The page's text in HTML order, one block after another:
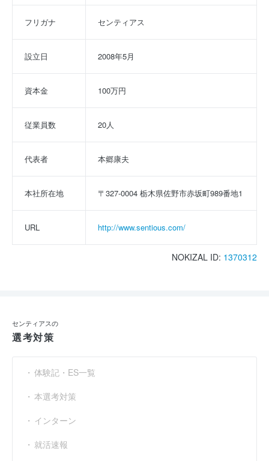
フリガナ センティアス
設立日 2008年5月
資本金 100万円
従業員数 20人
代表者 本郷康夫
本社所在地 〒327-0004 栃木県佐野市赤坂町989番地1
URL http://www.sentious.com/
NOKIZAL ID: 1370312
センティアスの
選考対策
体験記・ES一覧
本選考対策
インターン
就活速報